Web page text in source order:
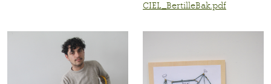
CIEL_BertilleBak.pdf